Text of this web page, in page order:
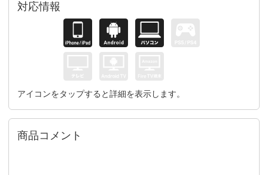
対応情報
アイコンをタップすると詳細を表示します。
商品コメント